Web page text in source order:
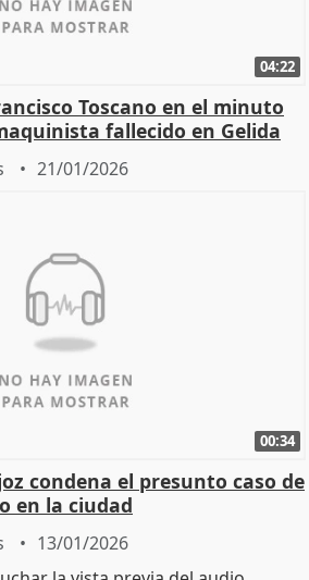
04:22
Toscano en el minuto
fallecido en Gelida
21/01/2026
00:34
condena el presunto caso de
en la ciudad
13/01/2026